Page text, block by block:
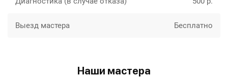
Выезд мастера Бесплатно
Наши мастера